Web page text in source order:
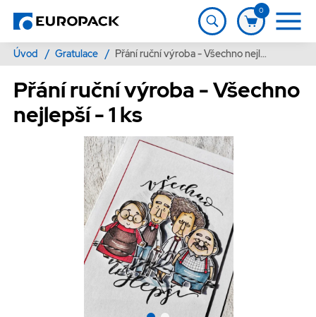
0
Úvod / Gratulace / Přání ruční výroba - Všechno nejlepší - 1 ks
Přání ruční výroba - Všechno
nejlepší - 1 ks